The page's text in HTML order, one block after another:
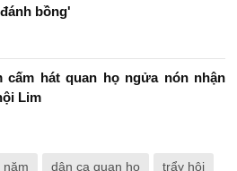
bồng'
cấm hát quan họ ngửa nón nhận
Lim
năm dân ca quan họ trẩy hội